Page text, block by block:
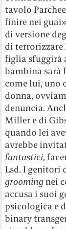
tavolo
finire nei
di versione
di terrorizzare
figlia sfuggirà
bambina sarà
come lui, uno
donna,
denuncia.
Miller e di
quando lei
avrebbe
fantastici,
Lsd. I genitori
grooming nei
accusa i suoi
psicologica e
binary